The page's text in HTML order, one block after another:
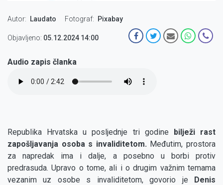
Autor Laudato Fotograf Pixabay
Objavljeno: 05.12.2024 14:00
Audio zapis članka
file
Republika Hrvatska u posljednje tri godine bilježi rast
zapošljavanja osoba s invaliditetom. Međutim, prostora
za napredak ima i dalje, a posebno u borbi protiv
predrasuda. Upravo o tome, ali i o drugim važnim temama
vezanim uz osobe s invaliditetom, govorio je
Denis